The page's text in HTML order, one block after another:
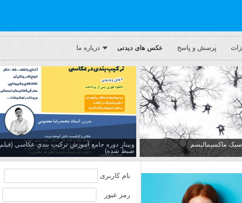
پرسش و پاسخ عکس های دیدنی درباره ما
وبینار دوره جامع آموزش تركيب بندي عكاسي (فیلم
ضبط شده)
نام کاربری
رمز عبور